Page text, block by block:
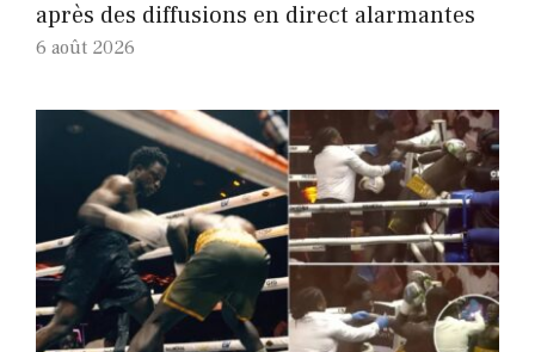
après des diffusions en direct alarmantes
6 août 2026